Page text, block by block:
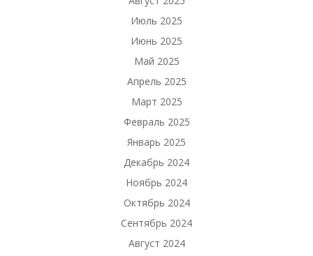
Июль 2025
Июнь 2025
Май 2025
Апрель 2025
Март 2025
Февраль 2025
Январь 2025
Декабрь 2024
Ноябрь 2024
Октябрь 2024
Сентябрь 2024
Август 2024